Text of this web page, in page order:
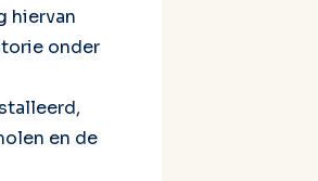
hiervan
onder
en de